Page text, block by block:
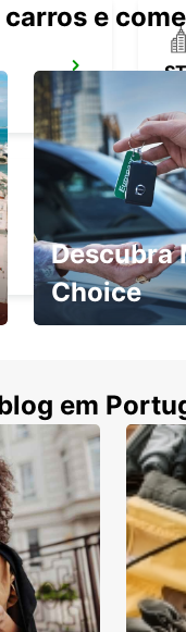
e
Descubra
Choice
em